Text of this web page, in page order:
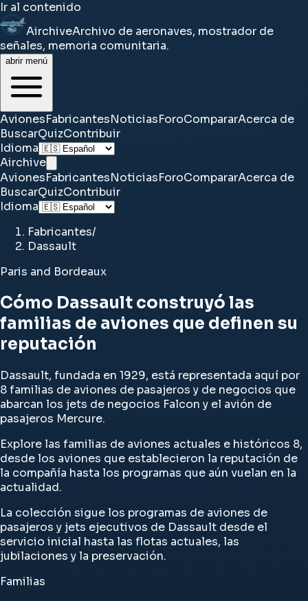
Ir al contenido
AirchiveArchivo de aeronaves, mostrador de
señales, memoria comunitaria.
abrir menú
AvionesFabricantesNoticiasForoCompararAcerca de
BuscarQuizContribuir
Idioma
Airchive
AvionesFabricantesNoticiasForoCompararAcerca de
BuscarQuizContribuir
Idioma
Fabricantes/
Dassault
Paris and Bordeaux
Cómo Dassault construyó las
familias de aviones que definen su
reputación
Dassault, fundada en 1929, está representada aquí por
8 familias de aviones de pasajeros y de negocios que
abarcan los jets de negocios Falcon y el avión de
pasajeros Mercure.
Explore las familias de aviones actuales e históricos 8,
desde los aviones que establecieron la reputación de
la compañía hasta los programas que aún vuelan en la
actualidad.
La colección sigue los programas de aviones de
pasajeros y jets ejecutivos de Dassault desde el
servicio inicial hasta las flotas actuales, las
jubilaciones y la preservación.
Familias